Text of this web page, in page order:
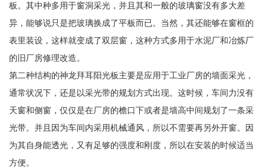
板。其中种多用于窗洞采光，并且其和一般的玻璃窗没有多大差
异，能够说只是把玻璃换成了平板而已。当然，其还能够在窗框的
表里装设，这样就变成了双层窗，这种方式多用于水泥厂和冶炼厂
的旧厂房修理改造。
第二种结构的神龙拜耳阳光板主要是应用于工业厂房的墙面采光，
通常状况下，还是以采光带的规划方式出现。这时候，车间力没有
天窗和侧窗，仅仅是在厂房的檐口下或者是墙高中间规划了一条采
光带。并且因为车间内采用机械通风，所以不需要再另外开窗。因
为其自身能透光，又有足够的强度和刚度，所以在安装的时候适当
方便。